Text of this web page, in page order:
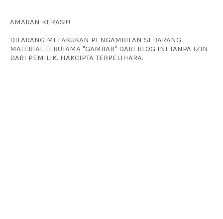
AMARAN KERAS!!!!
DILARANG MELAKUKAN PENGAMBILAN SEBARANG
MATERIAL TERUTAMA "GAMBAR" DARI BLOG INI TANPA IZIN
DARI PEMILIK. HAKCIPTA TERPELIHARA.